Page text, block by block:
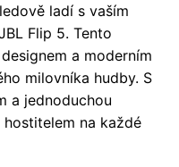
ladí s vaším
Flip 5. Tento
a moderním
milovníka hudby. S
a jednoduchou
na každé